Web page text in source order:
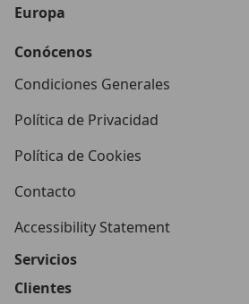
Europa
Conócenos
Condiciones Generales
Política de Privacidad
Política de Cookies
Contacto
Accessibility Statement
Servicios
Clientes